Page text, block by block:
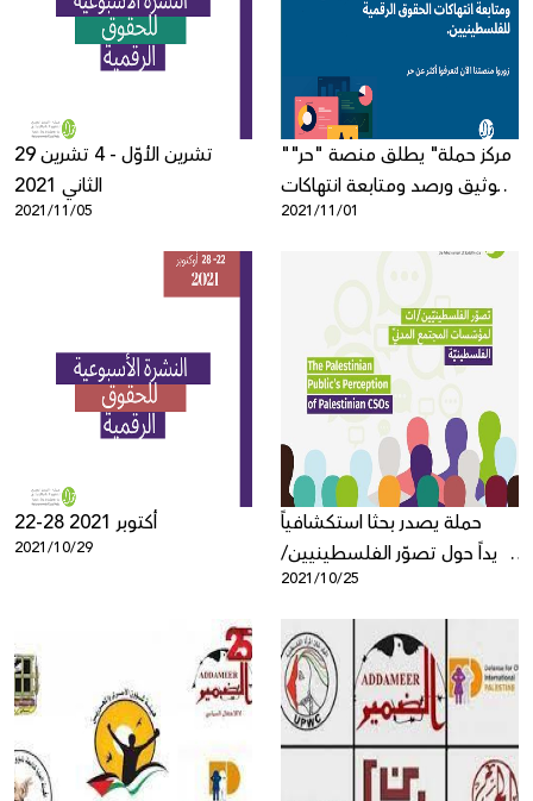
29 تشرين الأوّل - 4 تشرين
الثاني 2021
2021/11/05
"مركز حملة" يطلق منصة "حر"
لتوثيق ورصد ومتابعة انتهاكات
2021/11/01
22-28 أكتوبر 2021
2021/10/29
حملة يصدر بحثا استكشافياً
جديداً حول تصوّر الفلسطينيين/
ات لمؤسسات المجتمع المدنيّ
الفلسطينيّة
2021/10/25